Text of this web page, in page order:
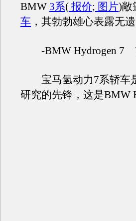
BMW 3系( 报价; 图片)敞
车 ，其勃勃雄心表露无遗
-BMW Hydrogen 7
宝马氢动力7系轿车
研究的先锋，这是BMW